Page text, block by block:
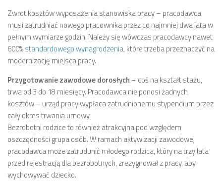
Zwrot kosztów wyposażenia stanowiska pracy – pracodawca
musi zatrudniać nowego pracownika przez co najmniej dwa lata w
pełnym wymiarze godzin. Należy się wówczas pracodawcy nawet
600%standardowego wynagrodzenia, które trzeba przeznaczyć na
modernizację miejsca pracy.
Przygotowanie zawodowe dorosłych – coś na kształt stażu,
trwa od 3 do 18 miesięcy. Pracodawca nie ponosi żadnych
kosztów – urząd pracy wypłaca zatrudnionemu stypendium przez
cały okres trwania umowy.
Bezrobotni rodzice to również atrakcyjna pod względem
oszczędności grupa osób. W ramach aktywizacji zawodowej
pracodawca może zatrudunić młodego rodzica, który na trzy lata
przed rejestracją dla bezrobotnych, zrezygnował z pracy, aby
wychowywać dziecko.